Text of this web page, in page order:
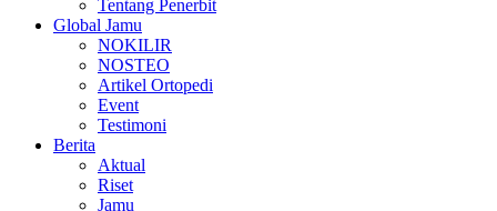
Tentang Penerbit
Global Jamu
NOKILIR
NOSTEO
Artikel Ortopedi
Event
Testimoni
Berita
Aktual
Riset
Jamu